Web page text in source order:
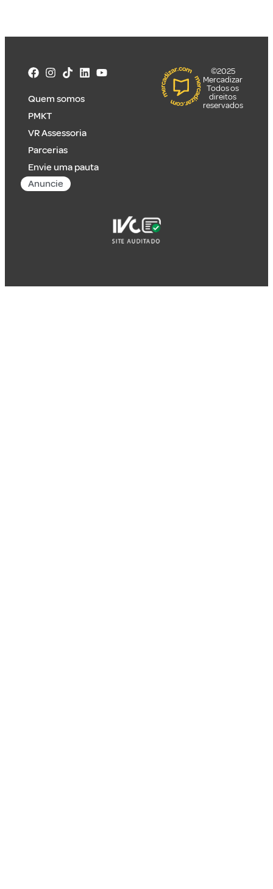
Quem somos
PMKT
VR Assessoria
Parcerias
Envie uma pauta
Anuncie
©2025
Mercadizar
Todos os
direitos
reservados